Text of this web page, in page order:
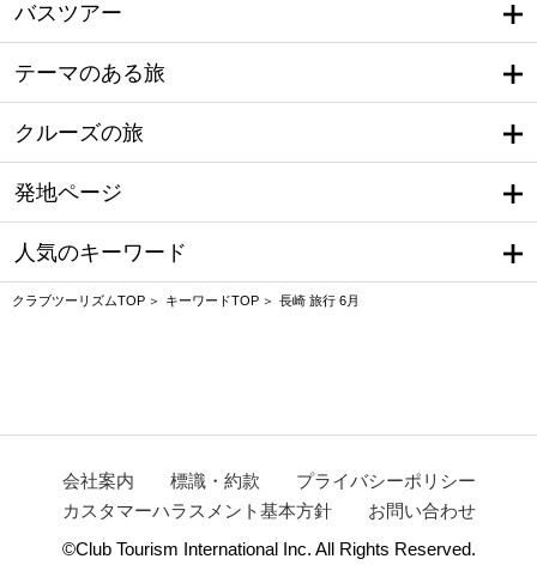
バスツアー
テーマのある旅
クルーズの旅
発地ページ
人気のキーワード
クラブツーリズムTOP キーワードTOP 長崎 旅行 6月
会社案内 標識・約款
プライバシーポリシー
カスタマーハラスメント基本方針
お問い合わせ
©Club Tourism International Inc. All Rights Reserved.